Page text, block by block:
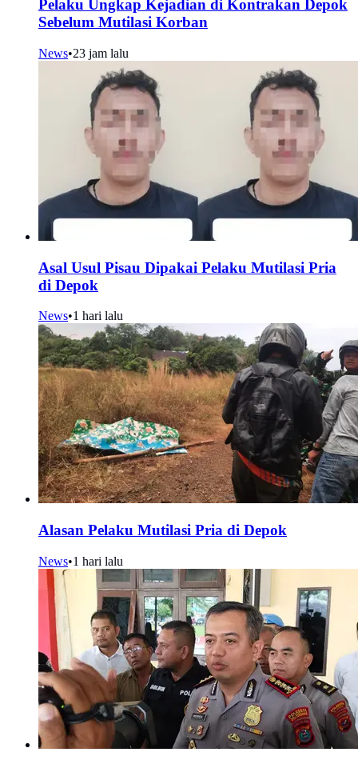
Pelaku Ungkap Kejadian di Kontrakan Depok
Sebelum Mutilasi Korban
News•23 jam lalu
Asal Usul Pisau Dipakai Pelaku Mutilasi Pria
di Depok
News•1 hari lalu
Alasan Pelaku Mutilasi Pria di Depok
News•1 hari lalu